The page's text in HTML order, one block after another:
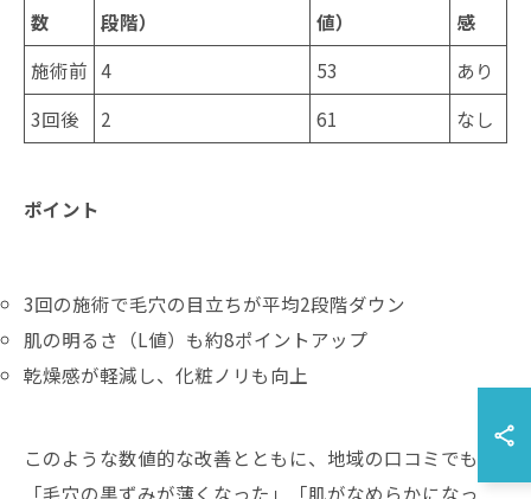
数
段階）
値）
感
施術前 4 53
あり
3回後
2 61 なし
ポイント
3回の施術で毛穴の目立ちが平均2段階ダウン
肌の明るさ（L値）も約8ポイントアップ
乾燥感が軽減し、化粧ノリも向上
このような数値的な改善とともに、地域の口コミでも
「毛穴の黒ずみが薄くなった」「肌がなめらかになっ